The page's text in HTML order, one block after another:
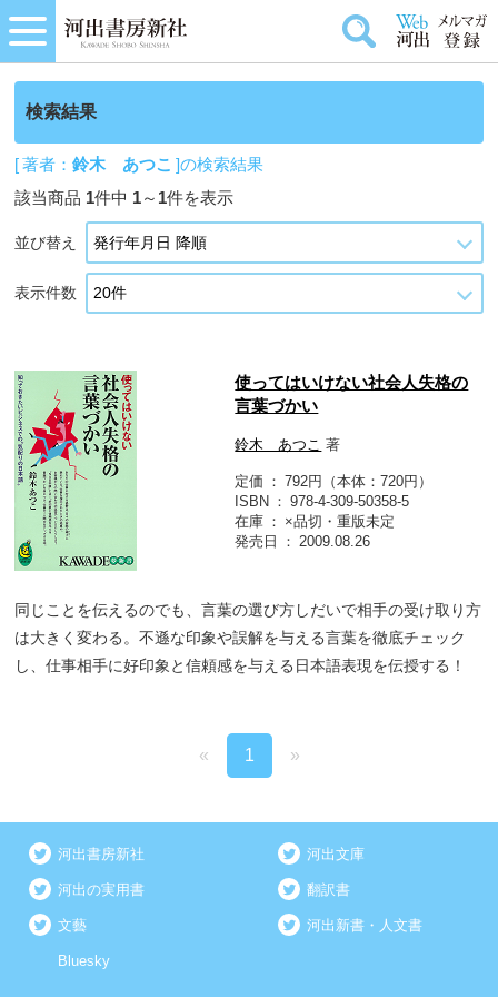
検索結果
[ 著者：鈴木 あつこ ]の検索結果
該当商品 1件中 1～ 1件を表示
並び替え
表示件数
使ってはいけない社会人失格の
言葉づかい
鈴木 あつこ 著
定価
792円（本体：720円）
ISBN
978-4-309-50358-5
在庫
×品切・重版未定
発売日
2009.08.26
同じことを伝えるのでも、言葉の選び方しだいで相手の受け取り方
は大きく変わる。不遜な印象や誤解を与える言葉を徹底チェック
し、仕事相手に好印象と信頼感を与える日本語表現を伝授する！
« 1 »
河出書房新社 河出文庫
河出の実用書 翻訳書
文藝 河出新書・人文書
Bluesky